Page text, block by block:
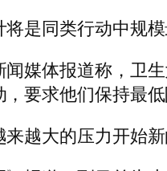
是同类行动中规模
媒体报道称，卫
要求他们保持最
越大的压力开始